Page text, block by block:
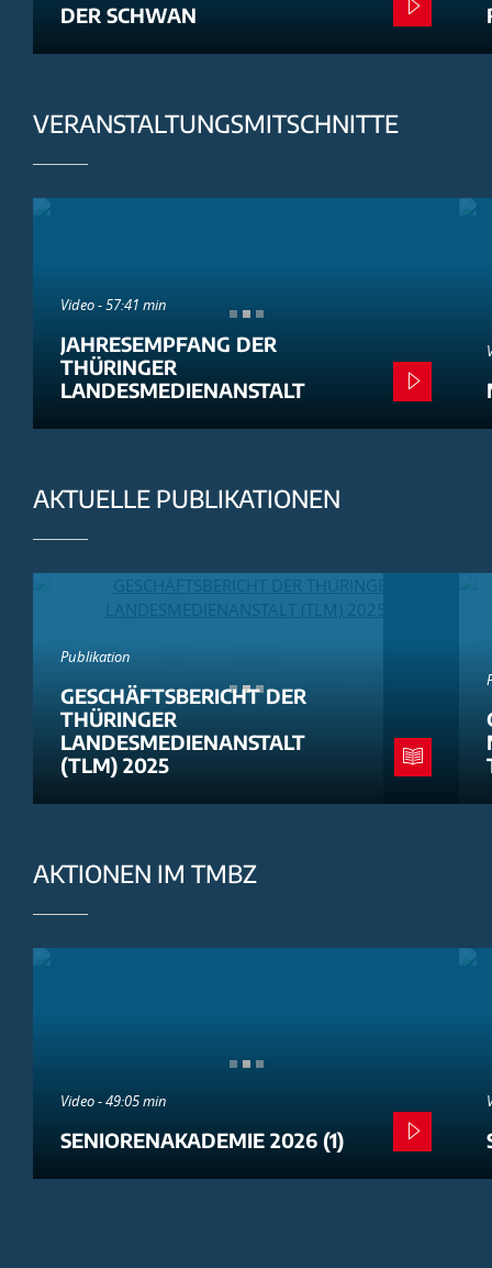
DER SCHWAN
VERANSTALTUNGSMITSCHNITTE
Video - 57:41 min
JAHRESEMPFANG DER
THÜRINGER
LANDESMEDIENANSTALT
AKTUELLE PUBLIKATIONEN
Publikation
GESCHÄFTSBERICHT DER
THÜRINGER
LANDESMEDIENANSTALT
(TLM) 2025
AKTIONEN IM TMBZ
Video - 49:05 min
SENIORENAKADEMIE 2026 (1)